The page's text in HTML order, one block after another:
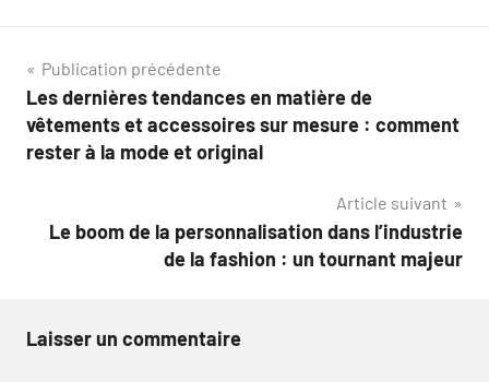
Navigation
de
l’article
Publication précédente
Les dernières tendances en matière de
vêtements et accessoires sur mesure : comment
rester à la mode et original
Article suivant
Le boom de la personnalisation dans l’industrie
de la fashion : un tournant majeur
Laisser un commentaire